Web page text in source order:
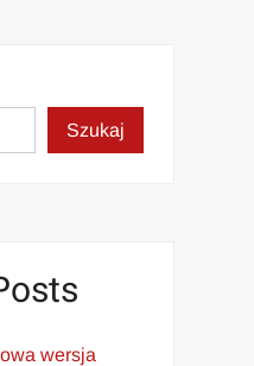
Szukaj
wersja